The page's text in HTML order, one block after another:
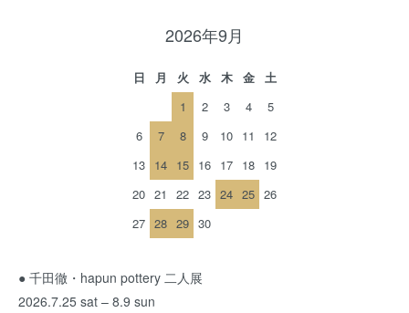
2026年9月
日 月 火 水 木 金
土
1
2 3 4
5
6
7 8 9 10 11
12
13 14 15 16 17 18 19
20 21 22 23 24 25 26
27 28 29 30
● 千田徹・hapun pottery 二人展
2026.7.25 sat – 8.9 sun